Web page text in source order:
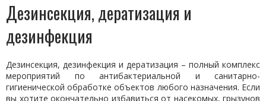
Дезинсекция, дератизация и
дезинфекция
Дезинсекция, дезинфекция и дератизация – полный комплекс
мероприятий по антибактериальной и санитарно-
гигиенической обработке объектов любого назначения. Если
вы хотите окончательно избавиться от насекомых, грызунов